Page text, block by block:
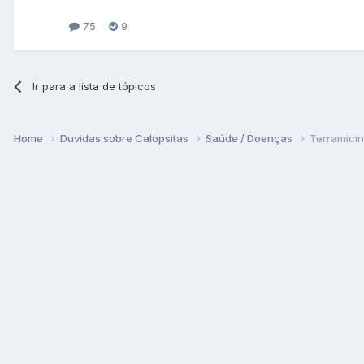
75 9
Ir para a lista de tópicos
Home Duvidas sobre Calopsitas Saúde / Doenças